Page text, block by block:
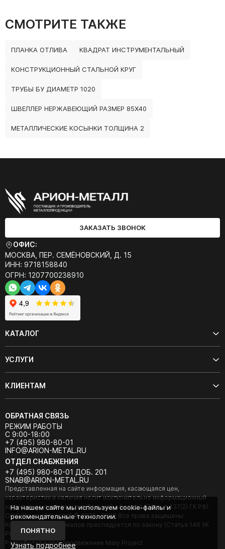
СМОТРИТЕ ТАКЖЕ
ПЛАНКА ОТЛИВА КВАДРАТ ИНСТРУМЕНТАЛЬНЫЙ
КОНСТРУКЦИОННЫЙ СТАЛЬНОЙ КРУГ
ТРУБЫ БУ ДИАМЕТР 1020
ШВЕЛЛЕР НЕРЖАВЕЮЩИЙ РАЗМЕР 85Х40
МЕТАЛЛИЧЕСКИЕ КОСЫНКИ ТОЛЩИНА 2
ЗАКАЗАТЬ ЗВОНОК
ОФИС:
МОСКВА, ПЕР. СЕМЁНОВСКИЙ, Д. 15
ИНН: 9718158840
ОГРН: 1207700238910
КАТАЛОГ
УСЛУГИ
КЛИЕНТАМ
ОБРАТНАЯ СВЯЗЬ
РЕЖИМ РАБОТЫ
С 9:00-18:00
+7 (495) 980-80-01
INFO@ARION-METAL.RU
ОТДЕЛ СНАБЖЕНИЯ
+7 (495) 980-80-01 ДОБ. 201
SNAB@ARION-METAL.RU
Представленная на сайте информация, касающаяся цен,
характеристик и наличия носит исключительно информационный
характер и не является публичной офертой (Статья 437(2) ГК РФ).
ООО "Арион-Металл" © 2020 - 2026 Все права защищены.
Копирование материалов преследуется по закону (Статья 146 УК
РФ).
Разработка и seo-продвижение Mary Project
На нашем сайте мы используем cookie-файлы и
рекомендательные технологии.
ПОНЯТНО
Узнать подробнее